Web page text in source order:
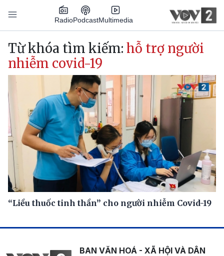
Nhảy đến nội dung
RadioPodcastMultimedia
Main navigation
Từ khóa tìm kiếm: hỗ trợ người
nhiễm covid-19
“Liều thuốc tinh thần” cho người nhiễm Covid-19
BAN VĂN HOÁ - XÃ HỘI VÀ DÂN